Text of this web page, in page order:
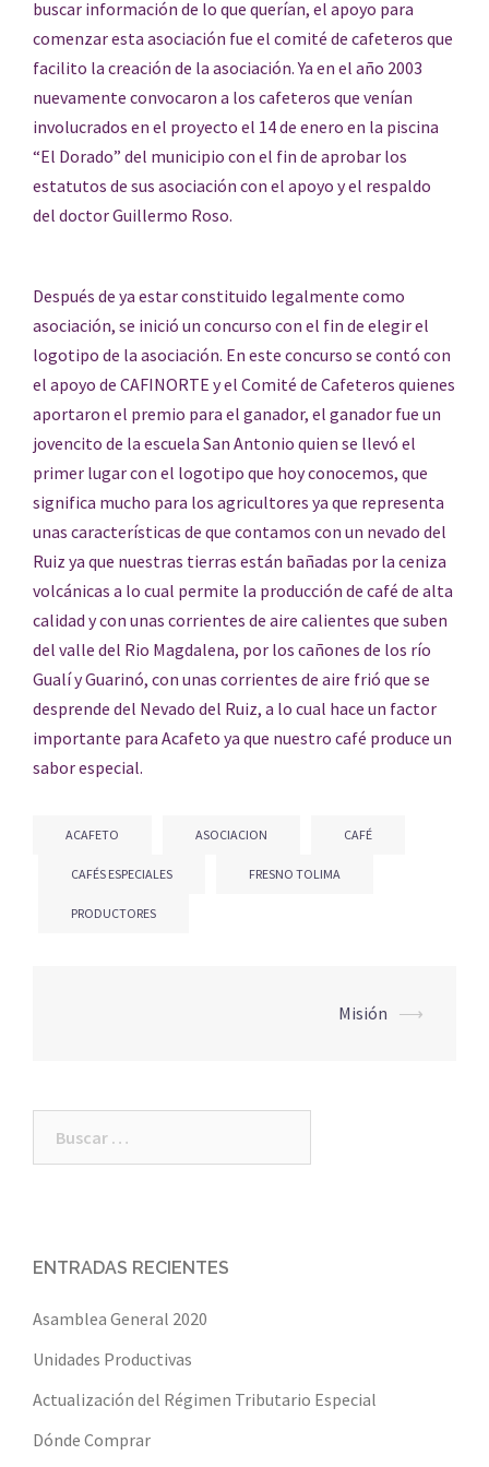
buscar información de lo que querían, el apoyo para
comenzar esta asociación fue el comité de cafeteros que
facilito la creación de la asociación. Ya en el año 2003
nuevamente convocaron a los cafeteros que venían
involucrados en el proyecto el 14 de enero en la piscina
“El Dorado” del municipio con el fin de aprobar los
estatutos de sus asociación con el apoyo y el respaldo
del doctor Guillermo Roso.
Después de ya estar constituido legalmente como
asociación, se inició un concurso con el fin de elegir el
logotipo de la asociación. En este concurso se contó con
el apoyo de CAFINORTE y el Comité de Cafeteros quienes
aportaron el premio para el ganador, el ganador fue un
jovencito de la escuela San Antonio quien se llevó el
primer lugar con el logotipo que hoy conocemos, que
significa mucho para los agricultores ya que representa
unas características de que contamos con un nevado del
Ruiz ya que nuestras tierras están bañadas por la ceniza
volcánicas a lo cual permite la producción de café de alta
calidad y con unas corrientes de aire calientes que suben
del valle del Rio Magdalena, por los cañones de los río
Gualí y Guarinó, con unas corrientes de aire frió que se
desprende del Nevado del Ruiz, a lo cual hace un factor
importante para Acafeto ya que nuestro café produce un
sabor especial.
ACAFETO ASOCIACION CAFÉ
CAFÉS ESPECIALES FRESNO TOLIMA
PRODUCTORES
Misión ⟶
ENTRADAS RECIENTES
Asamblea General 2020
Unidades Productivas
Actualización del Régimen Tributario Especial
Dónde Comprar